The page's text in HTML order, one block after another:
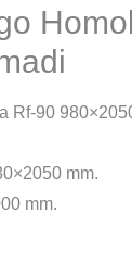
Rf-90
mm.
mm.